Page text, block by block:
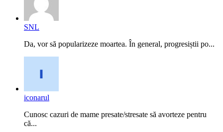
SNL
Da, vor să popularizeze moartea. În general, progresiștii po...
iconarul
Cunosc cazuri de mame presate/stresate să avorteze pentru
că...